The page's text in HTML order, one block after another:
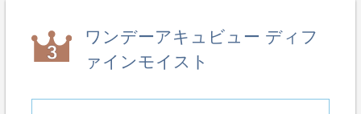
ワンデーアキュビュー ディフ
ァインモイスト